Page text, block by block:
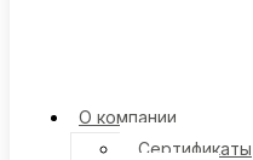
О компании
Сертификаты